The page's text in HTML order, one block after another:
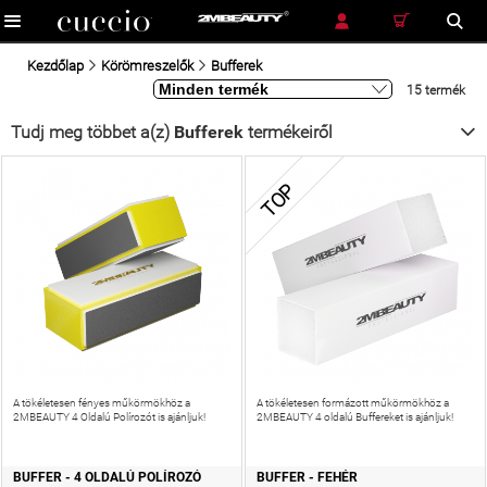
RÉSZLETES KERESÉS
Kezdőlap Körömreszelők Bufferek
15 termék
Tudj meg többet a(z) Bufferek termékeiről
A tökéletesen fényes műkörmökhöz a
2MBEAUTY 4 Oldalú Polírozót is ajánljuk!
BUFFER - 4 OLDALÚ POLÍROZÓ
TOP
A tökéletesen formázott műkörmökhöz a
2MBEAUTY 4 oldalú Buffereket is ajánljuk!
BUFFER - FEHÉR